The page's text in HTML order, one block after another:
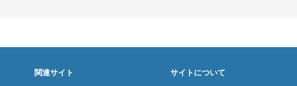
関連サイト サイトについて